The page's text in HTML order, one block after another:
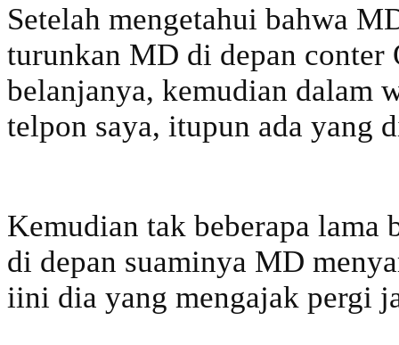
Setelah mengetahui bahwa
turunkan MD di depan conter
belanjanya, kemudian dalam
telpon saya, itupun ada yang
Kemudian tak beberapa lama
di depan suaminya MD
iini dia yang mengajak pergi